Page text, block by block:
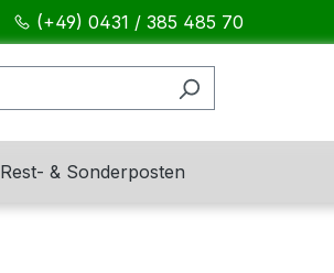
(+49) 0431 / 385 485 70
Rest- & Sonderposten